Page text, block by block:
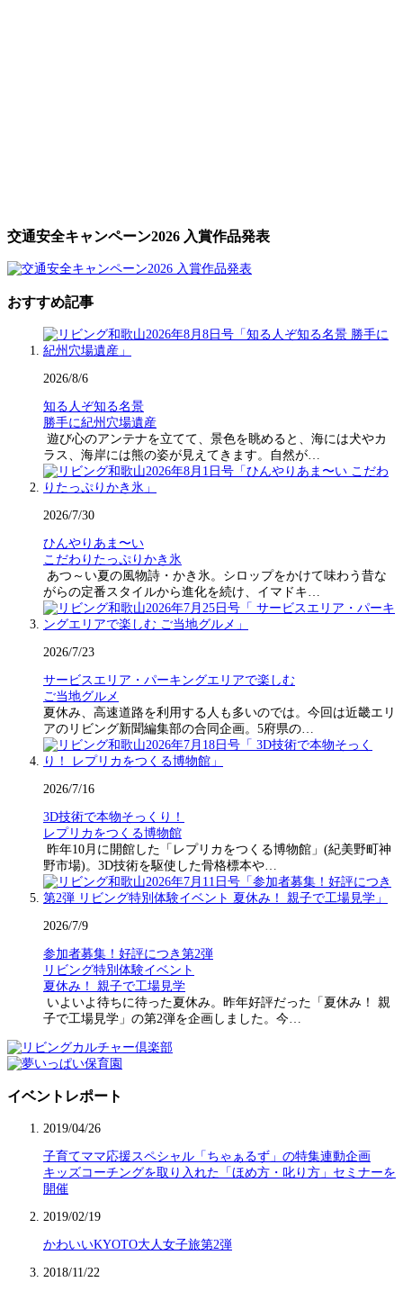
交通安全キャンペーン2026 入賞作品発表
おすすめ記事
2026/8/6
知る人ぞ知る名景
勝手に紀州穴場遺産
遊び心のアンテナを立てて、景色を眺めると、海には犬やカ
ラス、海岸には熊の姿が見えてきます。自然が…
2026/7/30
ひんやりあま〜い
こだわりたっぷりかき氷
あつ～い夏の風物詩・かき氷。シロップをかけて味わう昔な
がらの定番スタイルから進化を続け、イマドキ…
2026/7/23
サービスエリア・パーキングエリアで楽しむ
ご当地グルメ
夏休み、高速道路を利用する人も多いのでは。今回は近畿エリ
アのリビング新聞編集部の合同企画。5府県の…
2026/7/16
3D技術で本物そっくり！
レプリカをつくる博物館
昨年10月に開館した「レプリカをつくる博物館」(紀美野町神
野市場)。3D技術を駆使した骨格標本や…
2026/7/9
参加者募集！好評につき第2弾
リビング特別体験イベント
夏休み！ 親子で工場見学
いよいよ待ちに待った夏休み。昨年好評だった「夏休み！ 親
子で工場見学」の第2弾を企画しました。今…
イベントレポート
2019/04/26
子育てママ応援スペシャル「ちゃぁるず」の特集連動企画
キッズコーチングを取り入れた「ほめ方・叱り方」セミナーを
開催
2019/02/19
かわいいKYOTO大人女子旅第2弾
2018/11/22